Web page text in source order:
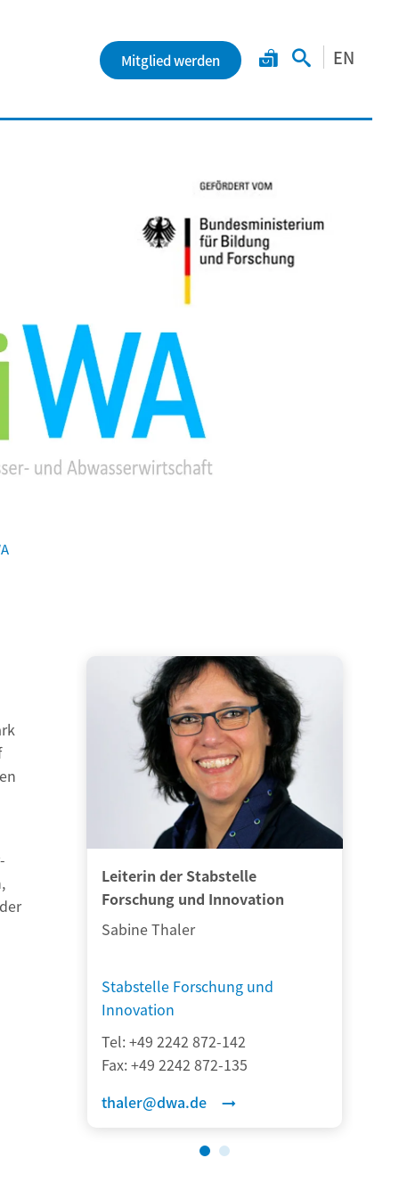
Mitglied werden EN
Leiterin der Stabstelle
Forschung und Innovation
Sabine Thaler
Stabstelle Forschung und
Innovation
Tel:+49 2242 872-142
Fax:+49 2242 872-135
thaler@dwa.de